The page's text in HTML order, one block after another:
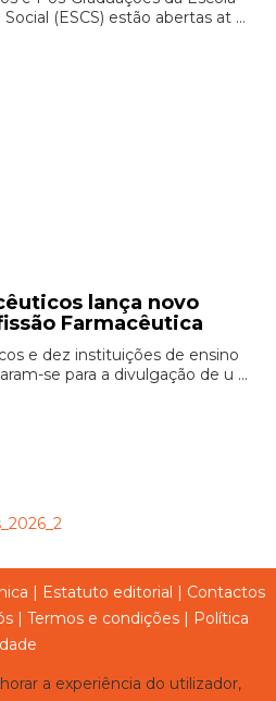
(ESCS) estão abertas at ...
lança novo
Farmacêutica
e dez instituições de ensino
se para a divulgação de u ...
| Estatuto editorial | Contactos
| Termos e condições | Política
a experiência do utilizador,